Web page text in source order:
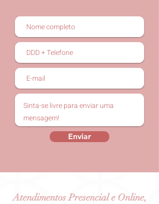
Enviar
Atendimentos Presencial e Online,